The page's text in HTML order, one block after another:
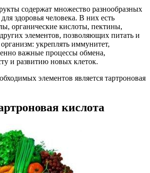
содержат множество разнообразных
здоровья человека. В них есть
органические кислоты, пектины,
элементов, позволяющих питать и
укреплять иммунитет,
важные процессы обмена,
и развитию новых клеток.
элементов является тартроновая
кислота